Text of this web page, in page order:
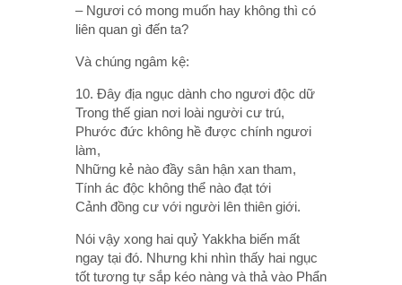
– Ngươi có mong muốn hay không thì có
liên quan gì đến ta?
Và chúng ngâm kệ:
10. Ðây địa ngục dành cho ngươi độc dữ
Trong thế gian nơi loài người cư trú,
Phước đức không hề được chính ngươi
làm,
Những kẻ nào đầy sân hận xan tham,
Tính ác độc không thể nào đạt tới
Cảnh đồng cư với người lên thiên giới.
Nói vậy xong hai quỷ Yakkha biến mất
ngay tại đó. Nhưng khi nhìn thấy hai ngục
tốt tương tự sắp kéo nàng và thả vào Phẩn